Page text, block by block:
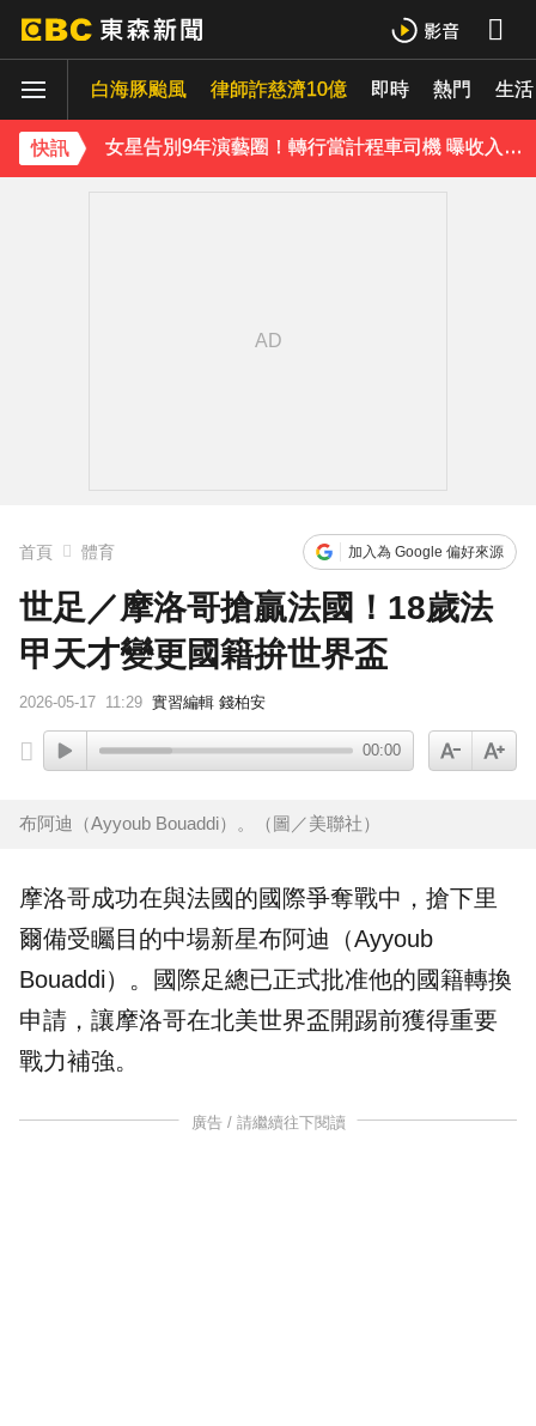
白海豚颱風 律師詐慈濟10億 即時 熱門 生活
快訊
泰男團Dragon 5男星爆死訊！騎單車離家失聯 陳屍河中驚見「20公斤重物」
女星告別9年演藝圈！轉行當計程車司機 曝收入：比演員賺更多
首頁 體育 加入為 Google 偏好來源
世足／摩洛哥搶贏法國！18歲法
甲天才變更國籍拚世界盃
2026-05-17 11:29 實習編輯 錢柏安
00:00
布阿迪（Ayyoub Bouaddi）。（圖／美聯社）
摩洛哥成功在與法國的國際爭奪戰中，搶下里
爾備受矚目的中場新星布阿迪（Ayyoub
Bouaddi）。國際足總已正式批准他的國籍轉換
申請，讓摩洛哥在北美世界盃開踢前獲得重要
戰力補強。
廣告 / 請繼續往下閱讀